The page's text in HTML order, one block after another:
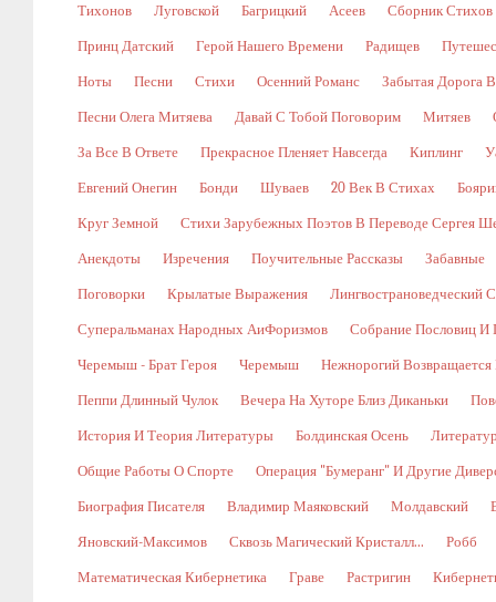
Тихонов Луговской Багрицкий Асеев Сборник Стихов
Принц Датский Герой Нашего Времени Радищев
Ноты Песни Стихи Осенний Романс Забытая Дорога
Песни Олега Митяева Давай С Тобой Поговорим Митяев
За Все В Ответе Прекрасное Пленяет Навсегда Киплинг
Евгений Онегин Бонди Шуваев 20 Век В Стихах
Круг Земной Стихи Зарубежных Поэтов В Переводе Сергея
Анекдоты Изречения Поучительные Рассказы Забавные
Поговорки Крылатые Выражения Лингвострановедческий
Суперальманах Народных АиФоризмов Собрание Пословиц И
Черемыш - Брат Героя Черемыш Нежнорогий
Пеппи Длинный Чулок Вечера На Хуторе Близ Диканьки
История И Теория Литературы Болдинская Осень
Общие Работы О Спорте Операция "Бумеранг" И Другие
Биография Писателя Владимир Маяковский Молдавский
Яновский-Максимов Сквозь Магический Кристалл... Робб
Математическая Кибернетика Граве Растригин